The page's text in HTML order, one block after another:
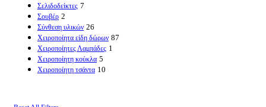
Σελιδοδείκτες 7
Σουβέρ 2
Σύνθεση υλικών 26
Χειροποίητα είδη δώρων 87
Χειροποίητες Λαμπάδες 1
Χειροποίητη κούκλα 5
Χειροποίητη τσάντα 10